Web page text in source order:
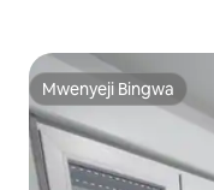
Mwenyeji Bingwa
Mwenyeji Bingwa